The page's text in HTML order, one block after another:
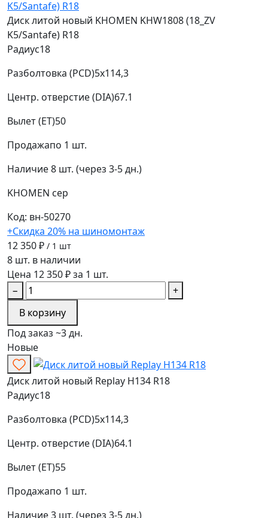
Диск литой новый KHOMEN KHW1808 (18_ZV
K5/Santafe) R18
Радиус18
Разболтовка (PCD)5x114,3
Центр. отверстие (DIA)67.1
Вылет (ET)50
Продажапо 1 шт.
Наличие8 шт. (через 3-5 дн.)
KHOMEN сер
Код: вн-50270
+Скидка 20% на шиномонтаж
12 350 ₽ / 1 шт
8 шт. в наличии
Цена 12 350 ₽ за 1 шт.
−
+
В корзину
Под заказ ~3 дн.
Новые
Диск литой новый Replay H134 R18
Радиус18
Разболтовка (PCD)5x114,3
Центр. отверстие (DIA)64.1
Вылет (ET)55
Продажапо 1 шт.
Наличие3 шт. (через 3-5 дн.)